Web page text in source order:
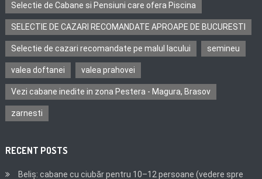
Selectie de Cabane si Pensiuni care ofera Piscina
SELECTIE DE CAZARI RECOMANDATE APROAPE DE BUCURESTI
Selectie de cazari recomandate pe malul lacului semineu
valea doftanei valea prahovei
Vezi cabane inedite in zona Pestera - Magura, Brasov
zarnesti
RECENT POSTS
Beliș: cabane cu ciubăr pentru 10–12 persoane (vedere spre